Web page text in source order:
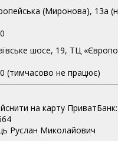
(Миронова), 13а
шосе, 19, ТЦ
(тимчасово не працює)
на карту ПриватБанк:
Руслан Миколайович